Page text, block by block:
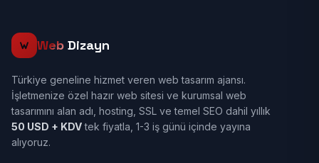
Web Dizayn
Türkiye geneline hizmet veren web tasarım ajansı.
İşletmenize özel hazır web sitesi ve kurumsal web
tasarımını alan adı, hosting, SSL ve temel SEO dahil yıllık
50 USD + KDVtek fiyatla, 1-3 iş günü içinde yayına
alıyoruz.